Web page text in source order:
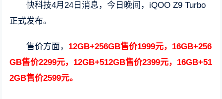
快科技4月24日消息，今日晚间，iQOO Z9 Turbo
正式发布。
售价方面， 12GB+256GB售价1999元，16GB+256
GB售价2299元，12GB+512GB售价2399元，16GB+51
2GB售价2599元。